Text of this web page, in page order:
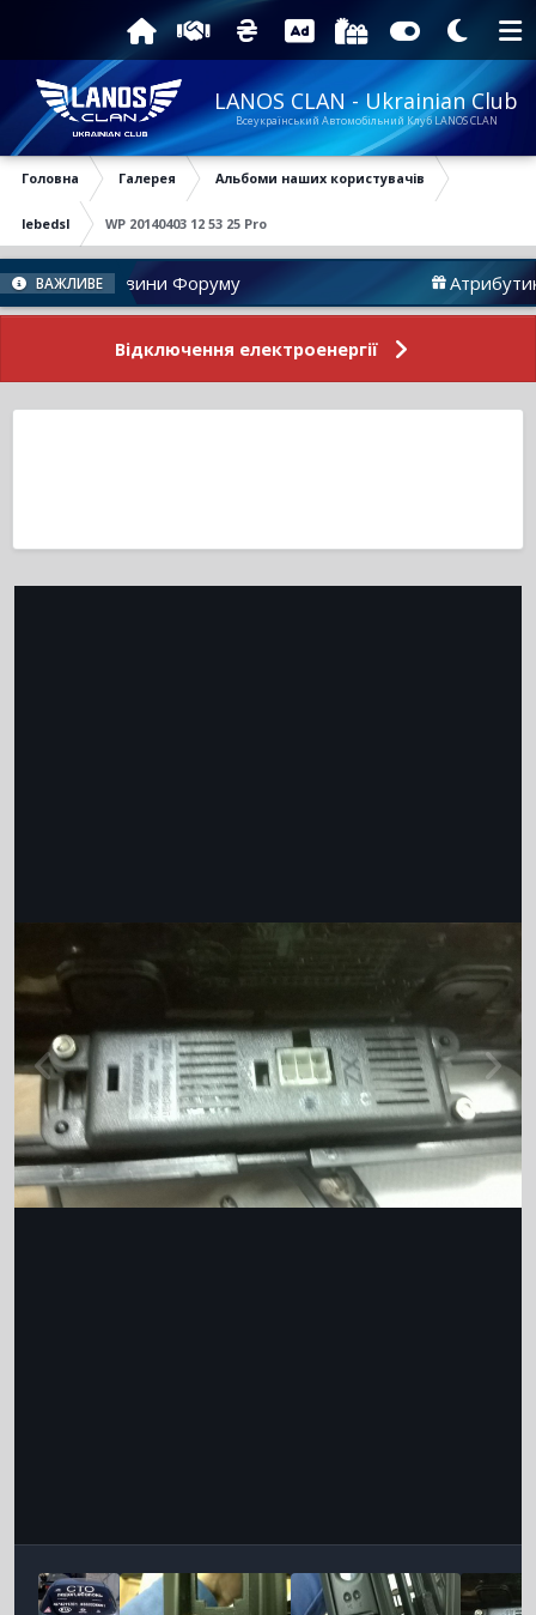
LANOS CLAN - Ukrainian Club
Всеукраїнський Автомобільний Клуб LANOS CLAN
Головна Галерея Альбоми наших користувачів
lebedsl WP 20140403 12 53 25 Pro
ВАЖЛИВЕНовини Форуму Атрибутика
Відключення електроенергії